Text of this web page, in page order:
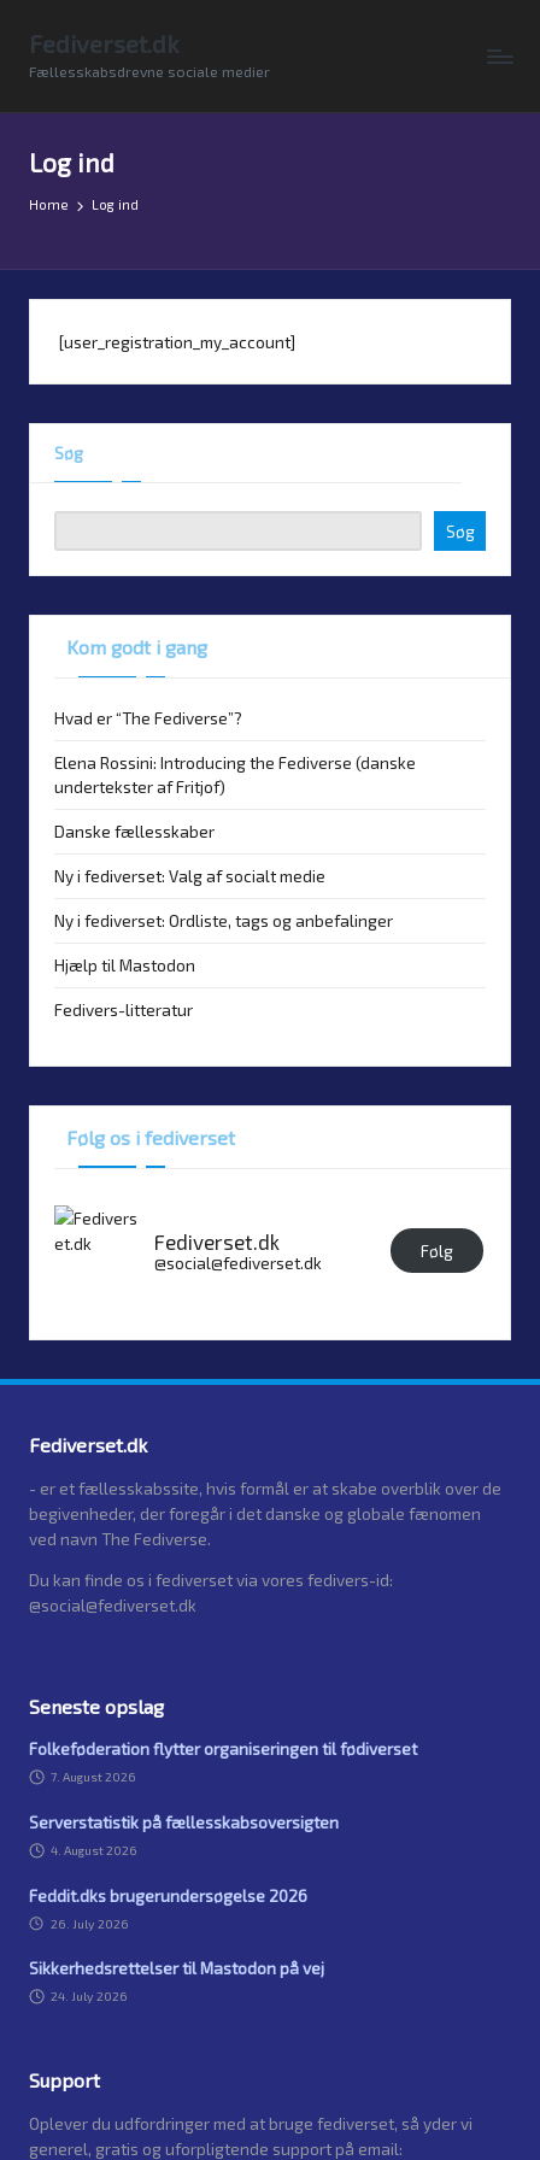
Fediverset.dk
Fællesskabsdrevne sociale medier
Log ind
Home Log ind
[user_registration_my_account]
Søg
Søg
Kom godt i gang
Hvad er “The Fediverse”?
Elena Rossini: Introducing the Fediverse (danske
undertekster af Fritjof)
Danske fællesskaber
Ny i fediverset: Valg af socialt medie
Ny i fediverset: Ordliste, tags og anbefalinger
Hjælp til Mastodon
Fedivers-litteratur
Følg os i fediverset
Fediverset.dk
@social@fediverset.dk
Følg
Fediverset.dk
- er et fællesskabssite, hvis formål er at skabe overblik over de
begivenheder, der foregår i det danske og globale fænomen
ved navn The Fediverse.
Du kan finde os i fediverset via vores fedivers-id:
@social@fediverset.dk
Seneste opslag
Folkeføderation flytter organiseringen til fødiverset
7. August 2026
Serverstatistik på fællesskabsoversigten
4. August 2026
Feddit.dks brugerundersøgelse 2026
26. July 2026
Sikkerhedsrettelser til Mastodon på vej
24. July 2026
Support
Oplever du udfordringer med at bruge fediverset, så yder vi
generel, gratis og uforpligtende support på email: